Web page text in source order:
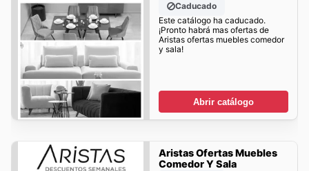
Caducado
Este catálogo ha caducado.
¡Pronto habrá mas ofertas de
Aristas ofertas muebles comedor
y sala!
Abrir catálogo
Aristas Ofertas Muebles
Comedor Y Sala